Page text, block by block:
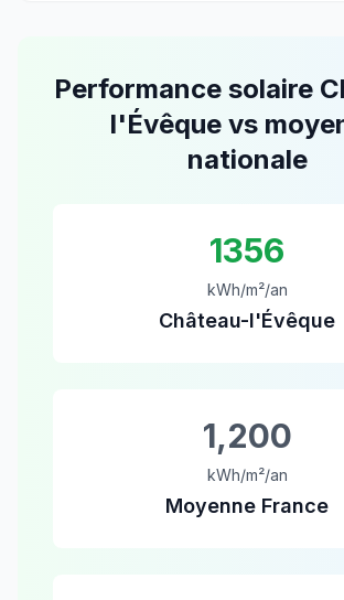
Performance solaire
l'Évêque vs
nationale
1356
kWh/m²/an
Château-l'Évêque
1,200
kWh/m²/an
Moyenne France